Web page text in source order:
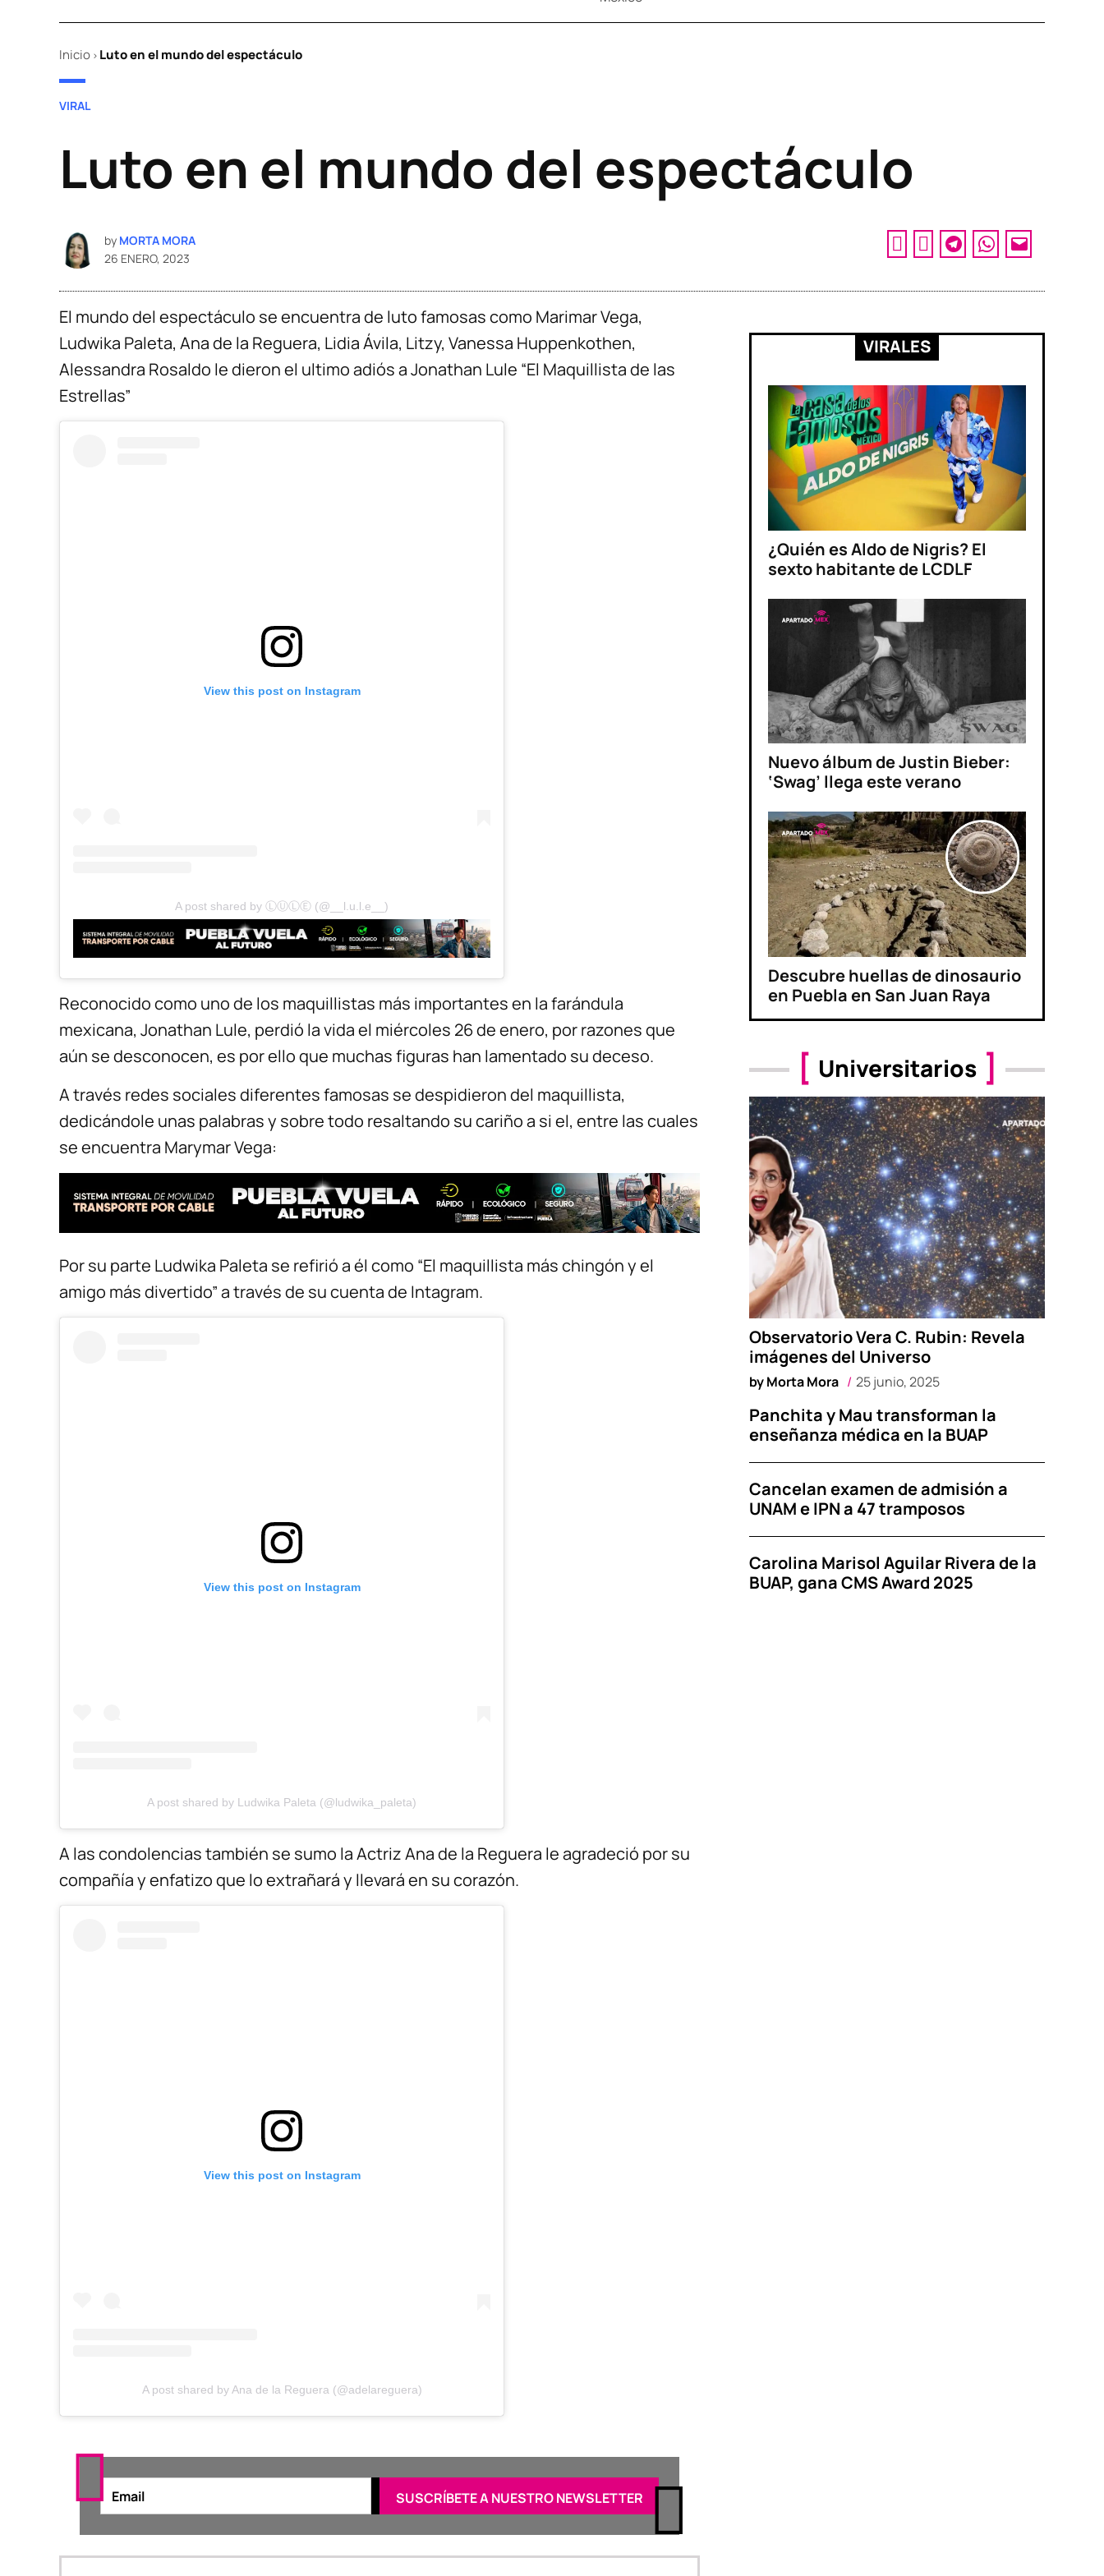
Inicio > Luto en el mundo del espectáculo
POSTED
VIRAL
Luto en el mundo del espectáculo
by MORTA MORA
26 ENERO, 2023
El mundo del espectáculo se encuentra de luto famosas como Marimar Vega,
Ludwika Paleta, Ana de la Reguera, Lidia Ávila, Litzy, Vanessa Huppenkothen,
Alessandra Rosaldo le dieron el ultimo adiós a Jonathan Lule “El Maquillista de las
Estrellas”
View this post on Instagram
A post shared by ⓁⓊⓁⒺ (@__l.u.l.e__)
Reconocido como uno de los maquillistas más importantes en la farándula
mexicana, Jonathan Lule, perdió la vida el miércoles 26 de enero, por razones que
aún se desconocen, es por ello que muchas figuras han lamentado su deceso.
A través redes sociales diferentes famosas se despidieron del maquillista,
dedicándole unas palabras y sobre todo resaltando su cariño a si el, entre las cuales
se encuentra Marymar Vega:
Por su parte Ludwika Paleta se refirió a él como “El maquillista más chingón y el
amigo más divertido” a través de su cuenta de Intagram.
View this post on Instagram
A post shared by Ludwika Paleta (@ludwika_paleta)
A las condolencias también se sumo la Actriz Ana de la Reguera le agradeció por su
compañía y enfatizo que lo extrañará y llevará en su corazón.
View this post on Instagram
A post shared by Ana de la Reguera (@adelareguera)
VIRALES
¿Quién es Aldo de Nigris? El
sexto habitante de LCDLF
Nuevo álbum de Justin Bieber:
‘Swag’ llega este verano
Descubre huellas de dinosaurio
en Puebla en San Juan Raya
Universitarios
Observatorio Vera C. Rubin: Revela
imágenes del Universo
byMorta Mora 25 junio, 2025
Panchita y Mau transforman la
enseñanza médica en la BUAP
Cancelan examen de admisión a
UNAM e IPN a 47 tramposos
Carolina Marisol Aguilar Rivera de la
BUAP, gana CMS Award 2025